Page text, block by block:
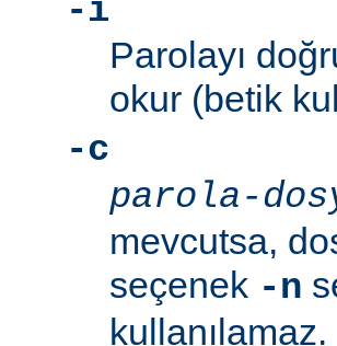
-i
Parolayı
okur (betik
-c
parola-
mevcutsa,
seçenek -n
kullanılamaz.